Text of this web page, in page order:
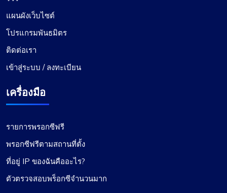
แผนผังเว็บไซต์
โปรแกรมพันธมิตร
ติดต่อเรา
เข้าสู่ระบบ / ลงทะเบียน
เครื่องมือ
รายการพรอกซีฟรี
พรอกซีฟรีตามสถานที่ตั้ง
ที่อยู่ IP ของฉันคืออะไร?
ตัวตรวจสอบพร็อกซีจำนวนมาก